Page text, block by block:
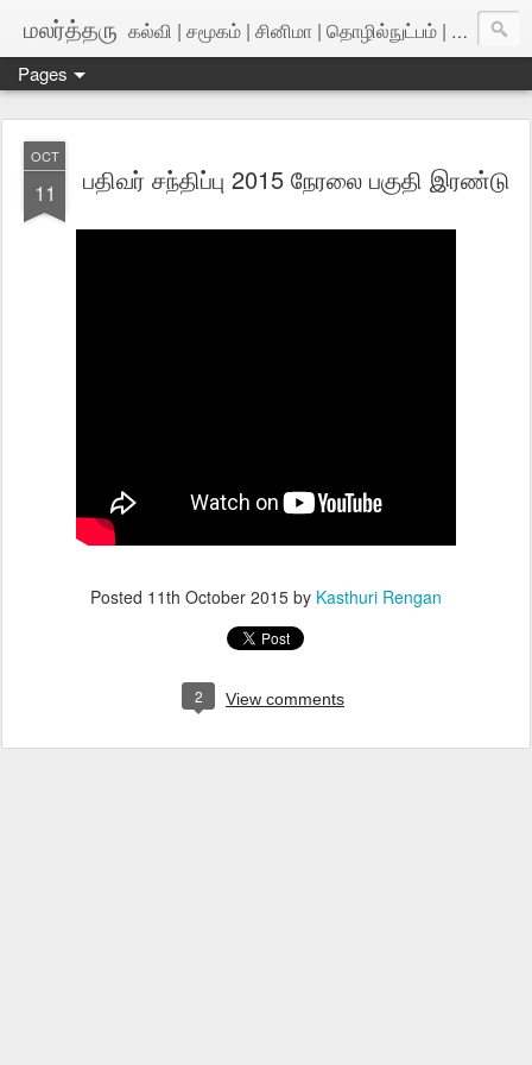
மலர்த்தரு கல்வி | சமூகம் | சினிமா | தொழில்நுட்பம் | அறிவியல்
Pages
OCT
11 பதிவர் சந்திப்பு 2015 நேரலை பகுதி இரண்டு
Posted 11th October 2015 by Kasthuri Rengan
2 View comments